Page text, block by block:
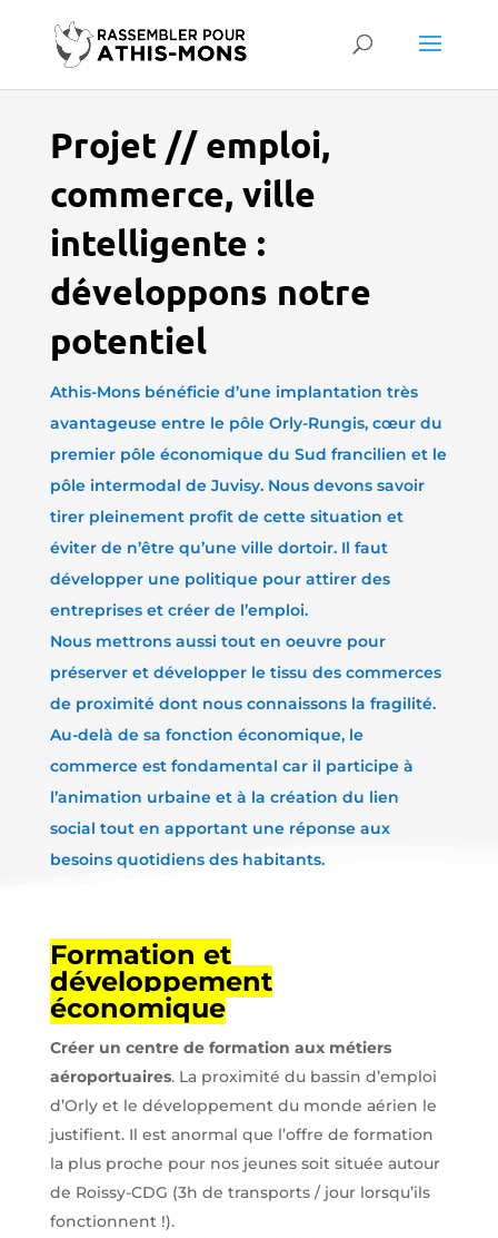
Projet // emploi,
commerce, ville
intelligente :
développons notre
potentiel
Athis-Mons bénéficie d’une implantation très
avantageuse entre le pôle Orly-Rungis, cœur du
premier pôle économique du Sud francilien et le
pôle intermodal de Juvisy. Nous devons savoir
tirer pleinement profit de cette situation et
éviter de n’être qu’une ville dortoir. Il faut
développer une politique pour attirer des
entreprises et créer de l’emploi.
Nous mettrons aussi tout en oeuvre pour
préserver et développer le tissu des commerces
de proximité dont nous connaissons la fragilité.
Au-delà de sa fonction économique, le
commerce est fondamental car il participe à
l’animation urbaine et à la création du lien
social tout en apportant une réponse aux
besoins quotidiens des habitants.
Formation et
développement
économique
Créer un centre de formation aux métiers
aéroportuaires. La proximité du bassin d’emploi
d’Orly et le développement du monde aérien le
justifient. Il est anormal que l’offre de formation
la plus proche pour nos jeunes soit située autour
de Roissy-CDG (3h de transports / jour lorsqu’ils
fonctionnent !).